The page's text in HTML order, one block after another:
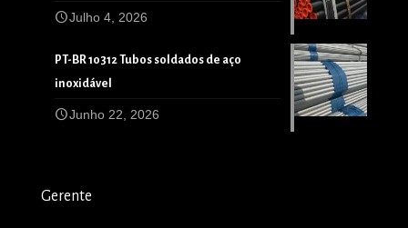
Julho 4, 2026
PT-BR 10312 Tubos soldados de aço
inoxidável
Junho 22, 2026
Gerente